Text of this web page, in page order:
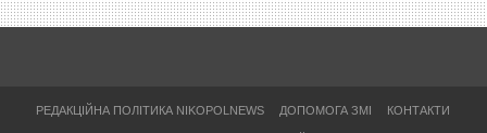
РЕДАКЦІЙНА ПОЛІТИКА NIKOPOLNEWS ДОПОМОГА ЗМІ КОНТАКТИ